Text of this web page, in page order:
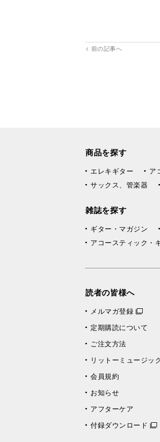
前の記事へ
商品を探す
エレキギター ア
サックス、管楽器
雑誌を探す
ギター・マガジン
アコースティック・
読者の皆様へ
メルマガ登録
定期購読について
ご注文方法
リットーミュージッ
会員規約
お知らせ
アフターケア
付録ダウンロード